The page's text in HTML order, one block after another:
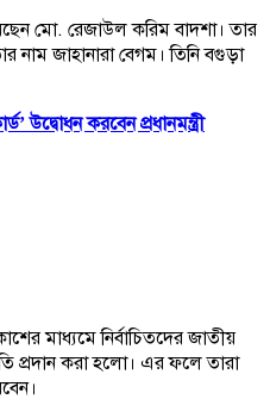
মো. রেজাউল করিম বাদশা। তার
জাহানারা বেগম। তিনি বগুড়া
উদ্বোধন করবেন প্রধানমন্ত্রী
মাধ্যমে নির্বাচিতদের জাতীয়
প্রদান করা হলো। এর ফলে তারা